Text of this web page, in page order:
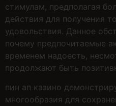
стимулам, предполагая
действия для получения
удовольствия. Данное
почему предпочитаемые
временем надоесть,
продолжают быть
пин ап казино
многообразия для